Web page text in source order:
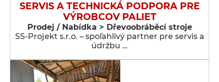
SERVIS A TECHNICKÁ PODPORA PRE
VÝROBCOV PALIET
Prodej / Nabídka > Dřevoobráběcí stroje
SS-Projekt s.r.o. – spoľahlivý partner pre servis a
údržbu …